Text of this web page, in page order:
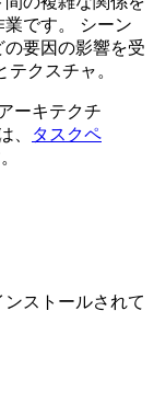
です。 シーン
要因の影響を受
クスチャ。
ーキテクチ
、
タスクペ
ストールされて